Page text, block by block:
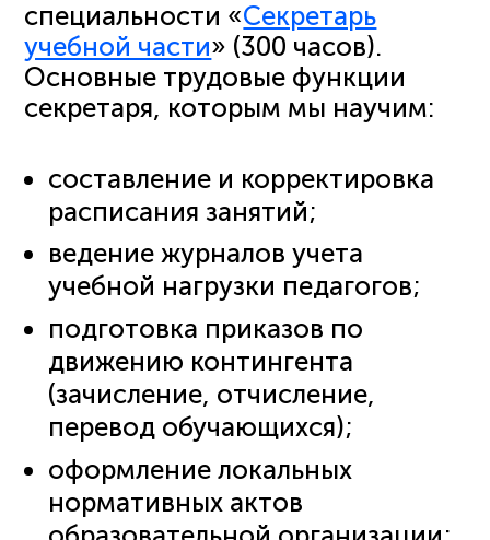
специальности «Секретарь
учебной части» (300 часов).
Основные трудовые функции
секретаря, которым мы научим:
составление и корректировка
расписания занятий;
ведение журналов учета
учебной нагрузки педагогов;
подготовка приказов по
движению контингента
(зачисление, отчисление,
перевод обучающихся);
оформление локальных
нормативных актов